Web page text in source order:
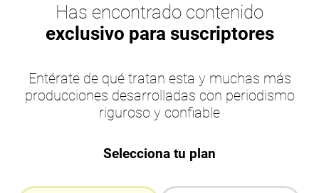
Has encontrado contenido
exclusivo para suscriptores
Entérate de qué tratan esta y muchas más
producciones desarrolladas con periodismo
riguroso y confiable
Selecciona tu plan